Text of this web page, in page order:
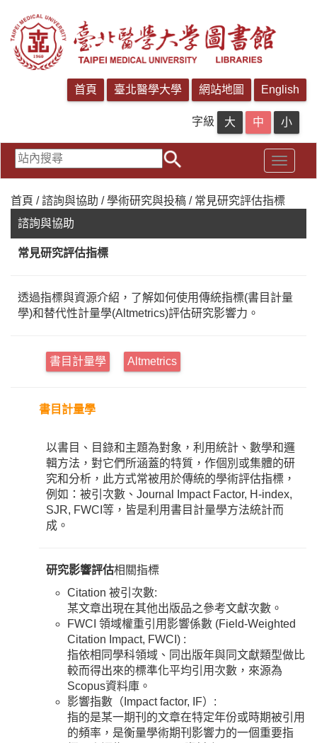
字級
首頁 / 諮詢與協助 / 學術研究與投稿 / 常見研究評估指標
諮詢與協助
常見研究評估指標
透過指標與資源介紹，了解如何使用傳統指標(書目計量
學)和替代性計量學(Altmetrics)評估研究影響力。
書目計量學 Altmetrics
書目計量學
以書目、目錄和主題為對象，利用統計、數學和邏
輯方法，對它們所涵蓋的特質，作個別或集體的研
究和分析，此方式常被用於傳統的學術評估指標，
例如：被引次數、Journal Impact Factor, H-index,
SJR, FWCI等，皆是利用書目計量學方法統計而
成。
研究影響評估相關指標
Citation 被引次數:
某文章出現在其他出版品之參考文獻次數。
FWCI 領域權重引用影響係數 (Field-Weighted
Citation Impact, FWCI) :
指依相同學科領域、同出版年與同文獻類型做比
較而得出來的標準化平均引用次數，來源為
Scopus資料庫。
影響指數（Impact factor, IF）:
指的是某一期刊的文章在特定年份或時期被引用
的頻率，是衡量學術期刊影響力的一個重要指